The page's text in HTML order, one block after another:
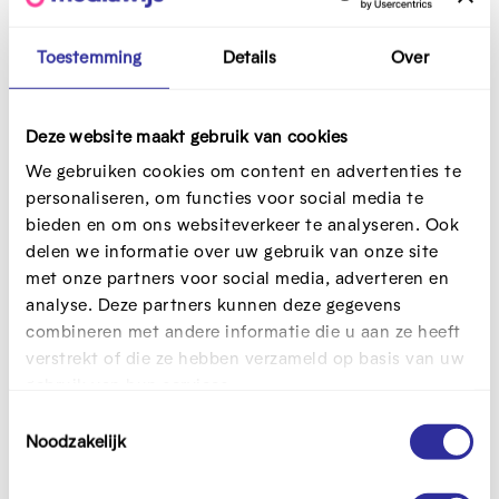
Toestemming Details Over
Deze website maakt gebruik van cookies
We gebruiken cookies om content en advertenties te
personaliseren, om functies voor social media te
bieden en om ons websiteverkeer te analyseren. Ook
delen we informatie over uw gebruik van onze site
met onze partners voor social media, adverteren en
analyse. Deze partners kunnen deze gegevens
combineren met andere informatie die u aan ze heeft
verstrekt of die ze hebben verzameld op basis van uw
Noodzakelijk
Bekijk ook
Screentje dealtje
Waar en wanneer mag jouw
smartphone aan je lijf
plakken? Wie moet er
betalen als de tablet het
aan het woord en close the
Pretchat #waarheid
#durven #doen
Het is niet altijd makkelijk om
te praten thuis over sociale
mediagebruik, afspraken over
schermtijd, fijne en minder
fijne ervaringen online ... De
laten gezinnen op een leuke
manier met elkaar praten.